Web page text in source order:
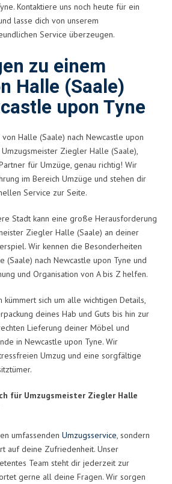
Kontaktiere uns noch heute für ein
lasse dich von unserem
Service überzeugen.
zu einem
Halle (Saale)
upon Tyne
Halle (Saale) nach Newcastle upon
Ziegler Halle (Saale),
für Umzüge, genau richtig! Wir
im Bereich Umzüge und stehen dir
Service zur Seite.
Stadt kann eine große Herausforderung
Ziegler Halle (Saale) an deiner
Wir kennen die Besonderheiten
(Saale) nach Newcastle upon Tyne und
und Organisation von A bis Z helfen.
kümmert sich um alle wichtigen Details,
deines Hab und Guts bis hin zur
Lieferung deiner Möbel und
in Newcastle upon Tyne. Wir
Umzug und eine sorgfältige
für Umzugsmeister Ziegler Halle
umfassenden Umzugsservice, sondern
auf deine Zufriedenheit. Unser
Team steht dir jederzeit zur
gerne all deine Fragen. Wir sorgen